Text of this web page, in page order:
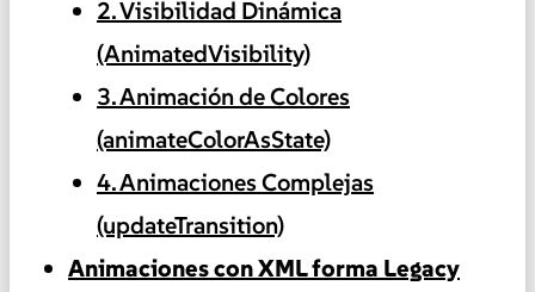
2. Visibilidad Dinámica
(AnimatedVisibility)
3. Animación de Colores
(animateColorAsState)
4. Animaciones Complejas
(updateTransition)
Animaciones con XML forma Legacy